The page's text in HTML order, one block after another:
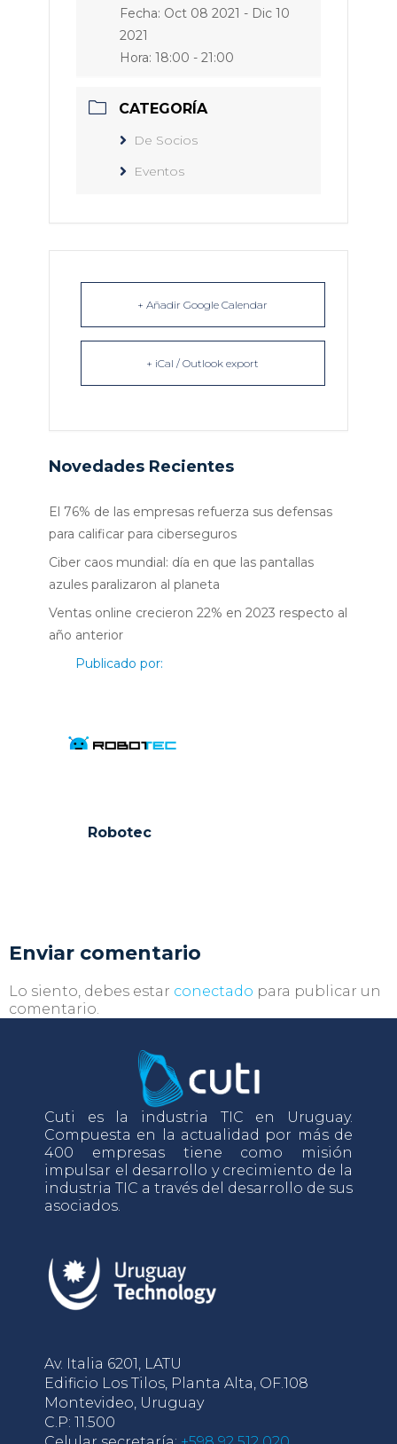
Fecha: Oct 08 2021 - Dic 10
2021
Hora: 18:00 - 21:00
CATEGORÍA
De Socios
Eventos
+ Añadir Google Calendar
+ iCal / Outlook export
Novedades Recientes
El 76% de las empresas refuerza sus defensas
para calificar para ciberseguros
Ciber caos mundial: día en que las pantallas
azules paralizaron al planeta
Ventas online crecieron 22% en 2023 respecto al
año anterior
Publicado por:
Robotec
Enviar comentario
Lo siento, debes estar conectado para publicar un
comentario.
Cuti es la industria TIC en Uruguay.
Compuesta en la actualidad por más de
400 empresas tiene como misión
impulsar el desarrollo y crecimiento de la
industria TIC a través del desarrollo de sus
asociados.
Av. Italia 6201, LATU
Edificio Los Tilos, Planta Alta, OF.108
Montevideo, Uruguay
C.P: 11.500